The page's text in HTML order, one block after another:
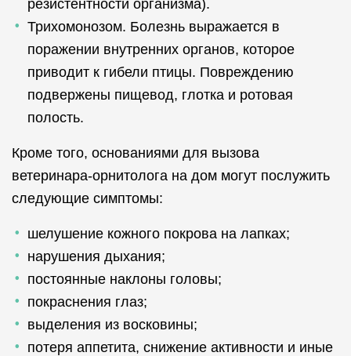
резистентности организма).
Трихомонозом. Болезнь выражается в
поражении внутренних органов, которое
приводит к гибели птицы. Повреждению
подвержены пищевод, глотка и ротовая
полость.
Кроме того, основаниями для вызова
ветеринара-орнитолога на дом могут послужить
следующие симптомы:
шелушение кожного покрова на лапках;
нарушения дыхания;
постоянные наклоны головы;
покраснения глаз;
выделения из восковины;
потеря аппетита, снижение активности и иные